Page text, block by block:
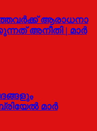
ആരാധനാ
അനീതി | മാർ
മാര്‍